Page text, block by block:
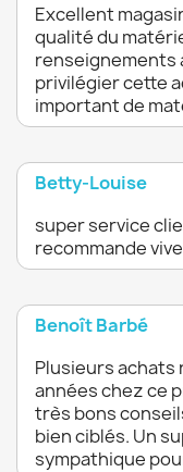
Excellent
qualité du
renseignements
privilégier cette
important de
Betty-Louise
super service
recommande
Benoît Barbé
Plusieurs achats
années chez ce
très bons
bien ciblés. Un
sympathique